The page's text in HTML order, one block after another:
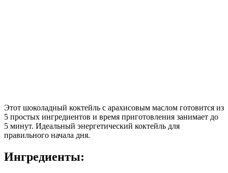
Этот шоколадный коктейль с арахисовым маслом готовится из
5 простых ингредиентов и время приготовления занимает до
5 минут. Идеальный энергетический коктейль для
правильного начала дня.
Ингредиенты: